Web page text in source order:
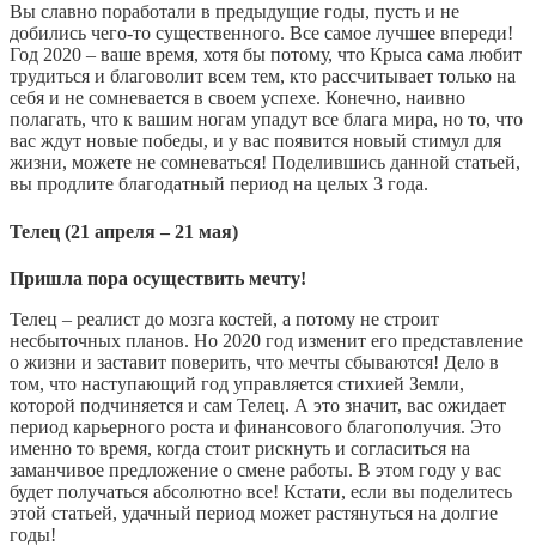
Вы славно поработали в предыдущие годы, пусть и не
добились чего-то существенного. Все самое лучшее впереди!
Год 2020 – ваше время, хотя бы потому, что Крыса сама любит
трудиться и благоволит всем тем, кто рассчитывает только на
себя и не сомневается в своем успехе. Конечно, наивно
полагать, что к вашим ногам упадут все блага мира, но то, что
вас ждут новые победы, и у вас появится новый стимул для
жизни, можете не сомневаться! Поделившись данной статьей,
вы продлите благодатный период на целых 3 года.
Телец (21 апреля – 21 мая)
Пришла пора осуществить мечту!
Телец – реалист до мозга костей, а потому не строит
несбыточных планов. Но 2020 год изменит его представление
о жизни и заставит поверить, что мечты сбываются! Дело в
том, что наступающий год управляется стихией Земли,
которой подчиняется и сам Телец. А это значит, вас ожидает
период карьерного роста и финансового благополучия. Это
именно то время, когда стоит рискнуть и согласиться на
заманчивое предложение о смене работы. В этом году у вас
будет получаться абсолютно все! Кстати, если вы поделитесь
этой статьей, удачный период может растянуться на долгие
годы!